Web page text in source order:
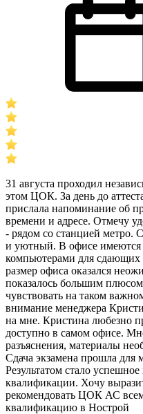
31 августа проходил
этом ЦОК. За день до
прислала напоминание об
времени и адресе. Отмечу
- рядом со станцией метро.
и уютный. В офисе имеются
компьютерами для сдающих
размер офиса оказался
показалось большим
чувствовать на таком
внимание менеджера
на мне. Кристина любезно
доступно в самом офисе.
разъяснения, материалы
Сдача экзамена прошла для
Результатом стало
квалификации. Хочу
рекомендовать ЦОК АС
квалификацию в Нострой